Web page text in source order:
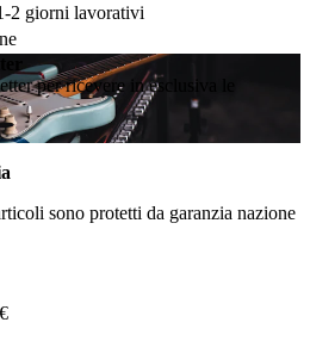
2 giorni lavorativi
per ricevere in esclusiva le
sono protetti da garanzia nazione